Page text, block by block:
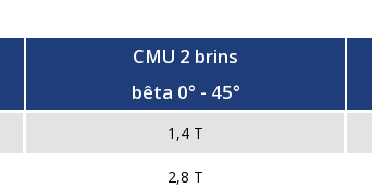
CMU 2 brins
bêta 0° - 45°
1,4 T
2,8 T